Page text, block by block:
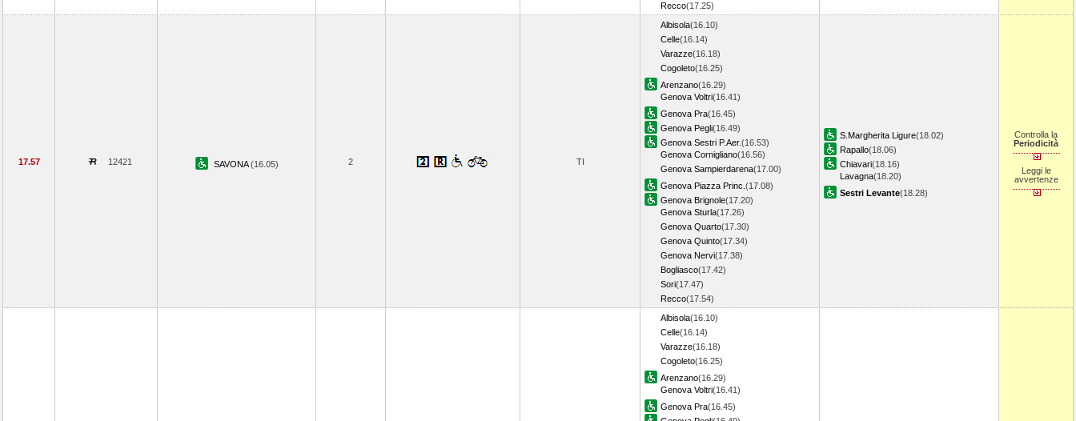
Recco(17.25)
17.57 12421 SAVONA(16.05) 2 TI
Albisola(16.10)
Celle(16.14)
Varazze(16.18)
Cogoleto(16.25)
Arenzano(16.29)
Genova Voltri(16.41)
Genova Pra(16.45)
Genova Pegli(16.49)
Genova Sestri P.Aer.(16.53)
Genova Cornigliano(16.56)
Genova Sampierdarena(17.00)
Genova Piazza Princ. (17.08)
Genova Brignole(17.20)
Genova Sturla(17.26)
Genova Quarto(17.30)
Genova Quinto(17.34)
Genova Nervi(17.38)
Bogliasco(17.42)
Sori(17.47)
Recco(17.54)
S.Margherita Ligure(18.02)
Rapallo(18.06)
Chiavari(18.16)
Lavagna(18.20)
Sestri Levante(18.28)
Controlla la
Periodicità
Leggi le
avvertenze
Albisola(16.10)
Celle(16.14)
Varazze(16.18)
Cogoleto(16.25)
Arenzano(16.29)
Genova Voltri(16.41)
Genova Pra(16.45)